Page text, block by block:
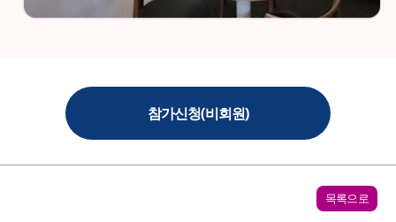
참가신청(비회원)
목록으로